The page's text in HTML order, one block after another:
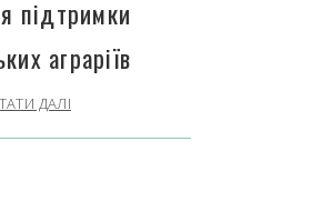
підтримки
аграріїв
ДАЛІ